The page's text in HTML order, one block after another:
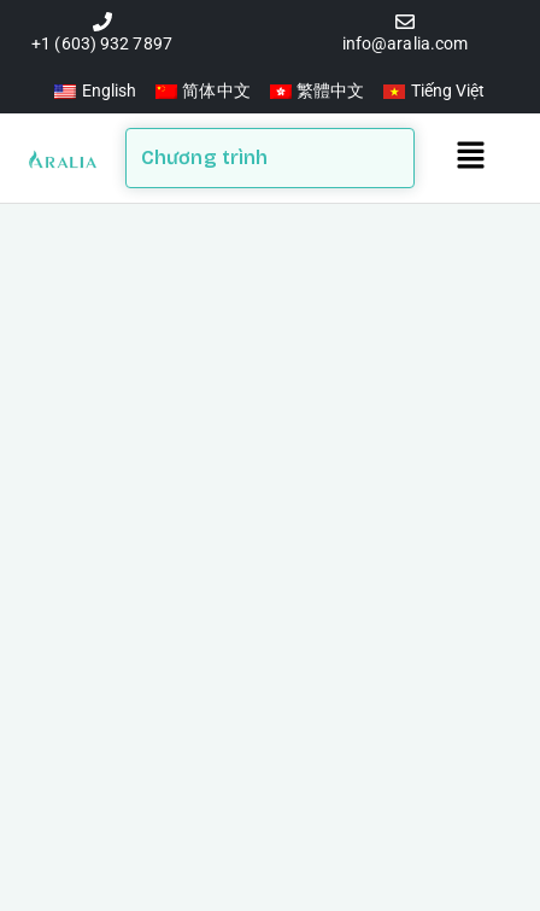
+1 (603) 932 7897 info@aralia.com
English 简体中文 繁體中文 Tiếng Việt
Chương trình
Main